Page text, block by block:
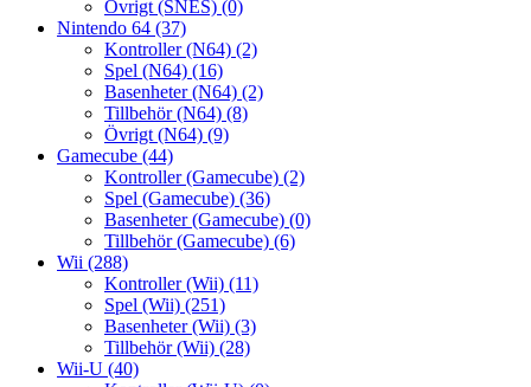
Övrigt (SNES) (0)
Nintendo 64 (37)
Kontroller (N64) (2)
Spel (N64) (16)
Basenheter (N64) (2)
Tillbehör (N64) (8)
Övrigt (N64) (9)
Gamecube (44)
Kontroller (Gamecube) (2)
Spel (Gamecube) (36)
Basenheter (Gamecube) (0)
Tillbehör (Gamecube) (6)
Wii (288)
Kontroller (Wii) (11)
Spel (Wii) (251)
Basenheter (Wii) (3)
Tillbehör (Wii) (28)
Wii-U (40)